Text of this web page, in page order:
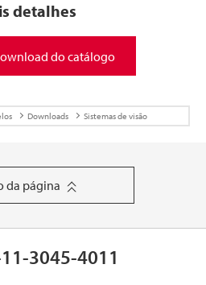
detalhes
do catálogo
Downloads Sistemas de visão
da página
3045-4011